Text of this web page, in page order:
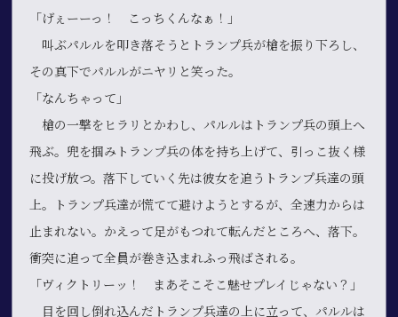
「げぇーーっ！ こっちくんなぁ！」
叫ぶパルルを叩き落そうとトランプ兵が槍を振り下ろし、
その真下でパルルがニヤリと笑った。
「なんちゃって」
槍の一撃をヒラリとかわし、パルルはトランプ兵の頭上へ
飛ぶ。兜を掴みトランプ兵の体を持ち上げて、引っこ抜く様
に投げ放つ。落下していく先は彼女を追うトランプ兵達の頭
上。トランプ兵達が慌てて避けようとするが、全速力からは
止まれない。かえって足がもつれて転んだところへ、落下。
衝突に追って全員が巻き込まれふっ飛ばされる。
「ヴィクトリーッ！ まあそこそこ魅せプレイじゃない？」
目を回し倒れ込んだトランプ兵達の上に立って、パルルは